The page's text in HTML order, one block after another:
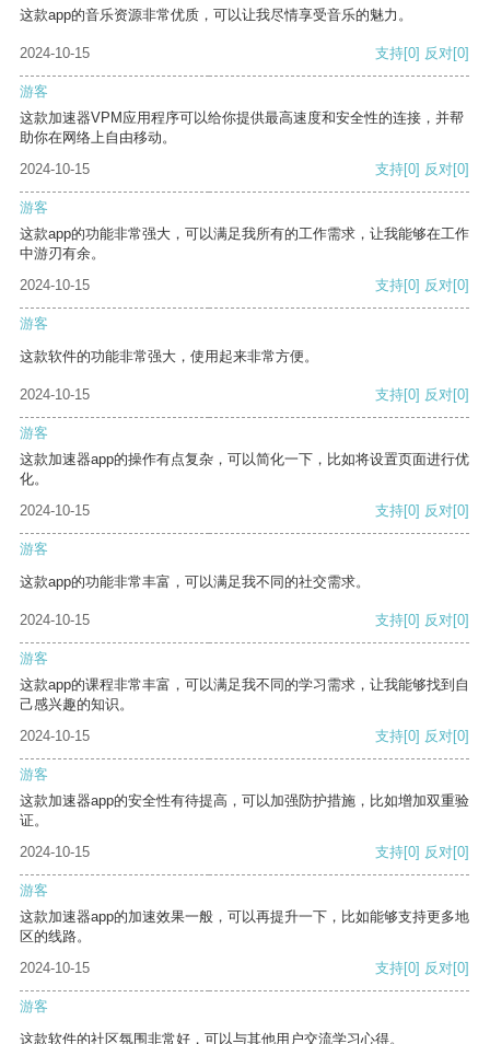
这款app的音乐资源非常优质，可以让我尽情享受音乐的魅力。
2024-10-15 支持[0] 反对[0]
游客
这款加速器VPM应用程序可以给你提供最高速度和安全性的连接，并帮
助你在网络上自由移动。
2024-10-15
支持[0] 反对[0]
游客
这款app的功能非常强大，可以满足我所有的工作需求，让我能够在工作
中游刃有余。
2024-10-15
支持[0] 反对[0]
游客
这款软件的功能非常强大，使用起来非常方便。
2024-10-15 支持[0] 反对[0]
游客
这款加速器app的操作有点复杂，可以简化一下，比如将设置页面进行优
化。
2024-10-15
支持[0] 反对[0]
游客
这款app的功能非常丰富，可以满足我不同的社交需求。
2024-10-15 支持[0] 反对[0]
游客
这款app的课程非常丰富，可以满足我不同的学习需求，让我能够找到自
己感兴趣的知识。
2024-10-15
支持[0] 反对[0]
游客
这款加速器app的安全性有待提高，可以加强防护措施，比如增加双重验
证。
2024-10-15
支持[0] 反对[0]
游客
这款加速器app的加速效果一般，可以再提升一下，比如能够支持更多地
区的线路。
2024-10-15
支持[0] 反对[0]
游客
这款软件的社区氛围非常好，可以与其他用户交流学习心得。